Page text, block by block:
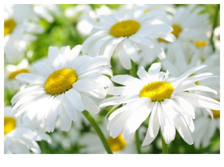
Перейти
к
содержимому